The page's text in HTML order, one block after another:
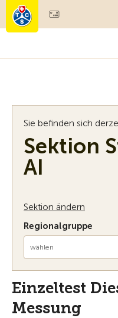
Mitgliedschaft &
Sie befinden sich
Sektion
AI
Sektion ändern
Regionalgruppe
wählen
Einzeltest
Messung